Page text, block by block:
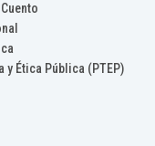
y Ética Pública (PTEP)